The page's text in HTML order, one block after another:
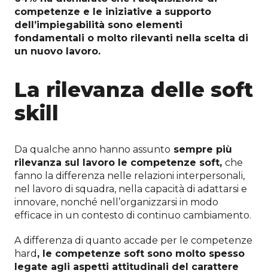
competenze e le iniziative a supporto
dell’impiegabilità sono elementi
fondamentali o molto rilevanti nella scelta di
un nuovo lavoro.
La rilevanza delle soft
skill
Da qualche anno hanno assunto sempre più
rilevanza sul lavoro le competenze soft, che
fanno la differenza nelle relazioni interpersonali,
nel lavoro di squadra, nella capacità di adattarsi e
innovare, nonché nell’organizzarsi in modo
efficace in un contesto di continuo cambiamento.
A differenza di quanto accade per le competenze
hard , le competenze soft sono molto spesso
legate agli aspetti attitudinali del carattere